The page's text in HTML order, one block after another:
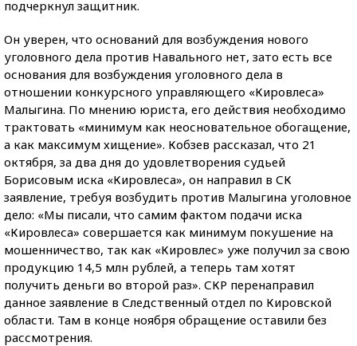
подчеркнул защитник.
Он уверен, что оснований для возбуждения нового
уголовного дела против Навального нет, зато есть все
основания для возбуждения уголовного дела в
отношении конкурсного управляющего «Кировлеса»
Малыгина. По мнению юриста, его действия необходимо
трактовать «минимум как неосновательное обогащение,
а как максимум хищение». Кобзев рассказал, что 21
октября, за два дня до удовлетворения судьей
Борисовым иска «Кировлеса», он направил в СК
заявление, требуя возбудить против Малыгина уголовное
дело: «Мы писали, что самим фактом подачи иска
«Кировлеса» совершается как минимум покушение на
мошенничество, так как «Кировлес» уже получил за свою
продукцию 14,5 млн рублей, а теперь там хотят
получить деньги во второй раз». СКР перенаправил
данное заявление в Следственный отдел по Кировской
области. Там в конце ноября обращение оставили без
рассмотрения.